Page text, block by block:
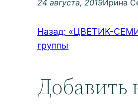
24 августа, 2019Ирина
Назад: «ЦВЕТИК-
группы